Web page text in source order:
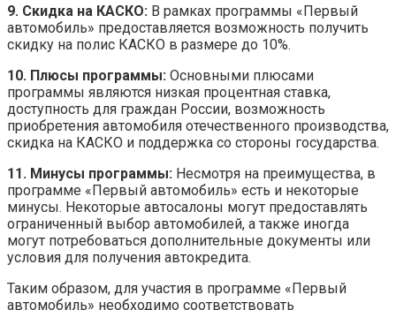
9. Скидка на КАСКО: В рамках программы «Первый
автомобиль» предоставляется возможность получить
скидку на полис КАСКО в размере до 10%.
10. Плюсы программы: Основными плюсами
программы являются низкая процентная ставка,
доступность для граждан России, возможность
приобретения автомобиля отечественного производства,
скидка на КАСКО и поддержка со стороны государства.
11. Минусы программы: Несмотря на преимущества, в
программе «Первый автомобиль» есть и некоторые
минусы. Некоторые автосалоны могут предоставлять
ограниченный выбор автомобилей, а также иногда
могут потребоваться дополнительные документы или
условия для получения автокредита.
Таким образом, для участия в программе «Первый
автомобиль» необходимо соответствовать